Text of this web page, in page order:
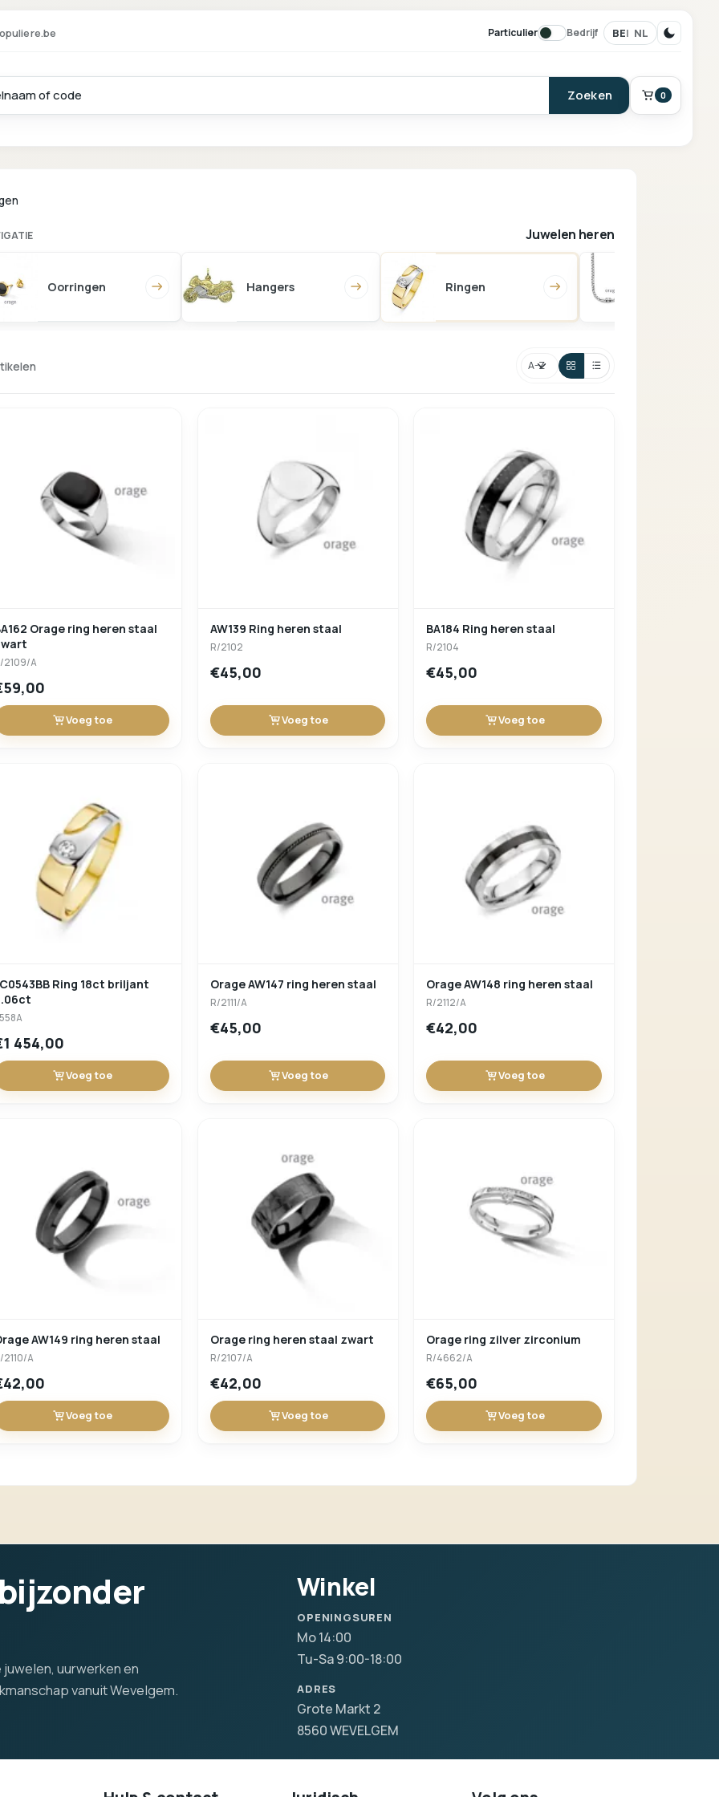
Particulier Bedrijf BE NL
Zoeken 0
Juwelen heren
Oorringen Hangers Ringen
Sorteren
Orage ring heren staal
2109/A
Voeg toe
AW139 Ring heren staal
R/2102
€45,00
Voeg toe
BA184 Ring heren staal
R/2104
€45,00
Voeg toe
Ring 18ct briljant
454,00
Voeg toe
Orage AW147 ring heren staal
R/2111/A
€45,00
Voeg toe
Orage AW148 ring heren staal
R/2112/A
€42,00
Voeg toe
AW149 ring heren staal
2110/A
Voeg toe
Orage ring heren staal zwart
R/2107/A
€42,00
Voeg toe
Orage ring zilver zirconium
R/4662/A
€65,00
Voeg toe
uurwerken en
vanuit Wevelgem.
Winkel
OPENINGSUREN
Mo 14:00
Tu-Sa 9:00-18:00
ADRES
Grote Markt 2
8560 WEVELGEM
Je mandje is leeg.
Verder winkelen